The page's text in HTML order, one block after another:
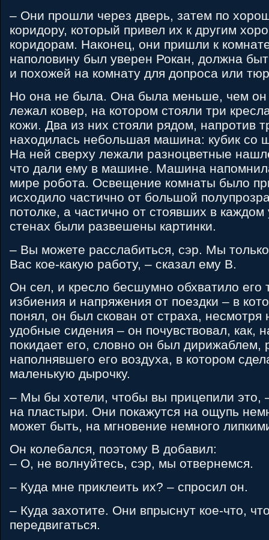
– Они прошли через дверь, затем по
коридору, который привел их к другим
коридорам. Наконец, они пришли к
наполовину был уверен Рокан, должна
и похожей на комнату для допроса или
Но она не была. Она была меньше, чем он
лежал ковер, на котором стояли три
кожи. Два из них стояли рядом, напротив
находилась небольшая машина: кубик со
На ней сверху лежали разноцветные
что дали ему в машине. Машина
мире робота. Освещение комнаты было
исходило частично от большой
потолке, а частично от стоявших в
стенах были развешены картинки.
– Вы можете расслабиться, сэр. Мы только
Вас кое-какую работу, – сказал ему B.
Он сел, и кресло бесшумно обхватило его
избиения и напряжения от поездки – в
понял, он был скован от страха, несмотря
удобные сидения – он почувствовал, как,
покидает его, словно он был дирижаблем,
наполнявшего его воздуха, в котором
маленькую дырочку.
– Мы бы хотели, чтобы вы прицепили это,
на пластыри. Они покажутся на ощупь
может быть, на мгновение немного
Он колебался, поэтому B добавил:
– О, не волнуйтесь, сэр, мы отвернемся.
– Куда мне приклеить их? – спросил он.
– Куда захотите. Они впрыснут кое-что,
передвигаться.